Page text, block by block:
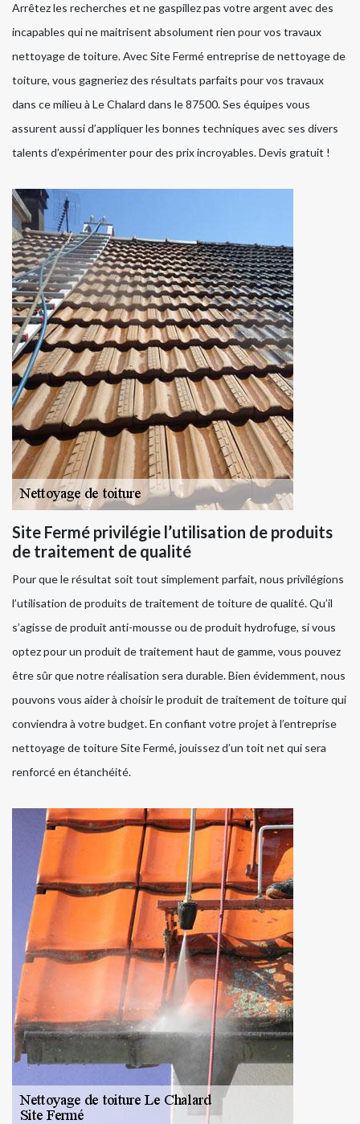
Arrêtez les recherches et ne gaspillez pas votre argent avec des
incapables qui ne maitrisent absolument rien pour vos travaux
nettoyage de toiture. Avec Site Fermé entreprise de nettoyage de
toiture, vous gagneriez des résultats parfaits pour vos travaux
dans ce milieu à Le Chalard dans le 87500. Ses équipes vous
assurent aussi d’appliquer les bonnes techniques avec ses divers
talents d’expérimenter pour des prix incroyables. Devis gratuit !
Site Fermé privilégie l’utilisation de produits
de traitement de qualité
Pour que le résultat soit tout simplement parfait, nous privilégions
l’utilisation de produits de traitement de toiture de qualité. Qu’il
s’agisse de produit anti-mousse ou de produit hydrofuge, si vous
optez pour un produit de traitement haut de gamme, vous pouvez
être sûr que notre réalisation sera durable. Bien évidemment, nous
pouvons vous aider à choisir le produit de traitement de toiture qui
conviendra à votre budget. En confiant votre projet à l’entreprise
nettoyage de toiture Site Fermé, jouissez d’un toit net qui sera
renforcé en étanchéité.